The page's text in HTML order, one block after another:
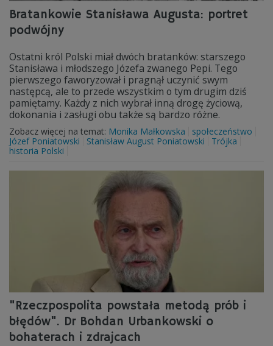
Bratankowie Stanisława Augusta: portret
podwójny
Ostatni król Polski miał dwóch bratanków: starszego
Stanisława i młodszego Józefa zwanego Pepi. Tego
pierwszego faworyzował i pragnął uczynić swym
następcą, ale to przede wszystkim o tym drugim dziś
pamiętamy. Każdy z nich wybrał inną drogę życiową,
dokonania i zasługi obu także są bardzo różne.
Zobacz więcej na temat: Monika Małkowska
społeczeństwo
Józef Poniatowski
Stanisław August Poniatowski
Trójka
historia Polski
"Rzeczpospolita powstała metodą prób i
błędów". Dr Bohdan Urbankowski o
bohaterach i zdrajcach